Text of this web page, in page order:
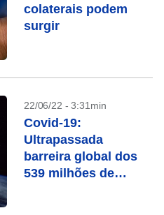
colaterais podem
surgir
22/06/22 - 3:31min
Covid-19:
Ultrapassada
barreira global dos
539 milhões de